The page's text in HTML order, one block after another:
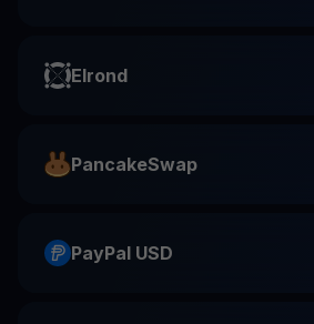
Elrond
PancakeSwap
PayPal USD